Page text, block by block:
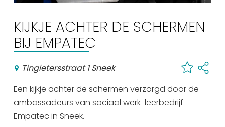
En meer
Arrangementen
Jouw Sneek
De Friese meren
Other languages
UITagenda
KIJKJE ACHTER DE SCHERMEN
BIJ EMPATEC
Tingietersstraat 1 Sneek
Een kijkje achter de schermen verzorgd door de
ambassadeurs van sociaal werk-leerbedrijf
Empatec in Sneek.